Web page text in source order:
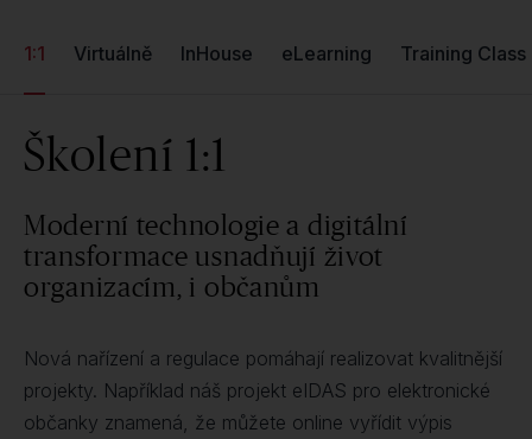
1:1 Virtuálně InHouse eLearning Training Class
Školení 1:1
Moderní technologie a digitální
transformace usnadňují život
organizacím, i občanům
Nová nařízení a regulace pomáhají realizovat kvalitnější
projekty. Například náš projekt eIDAS pro elektronické
občanky znamená, že můžete online vyřídit výpis